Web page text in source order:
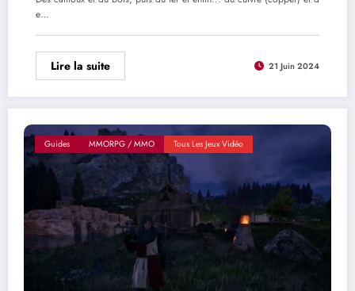
e…
Lire la suite 21 Juin 2024
Guides MMORPG / MMO Tous Les Jeux Vidéo